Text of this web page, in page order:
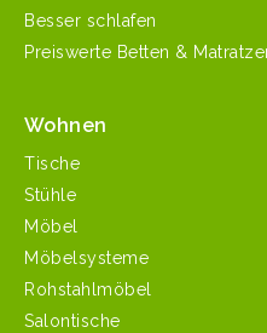
Besser schlafen
Preiswerte Betten &
Wohnen
Tische
Stühle
Möbel
Möbelsysteme
Rohstahlmöbel
Salontische